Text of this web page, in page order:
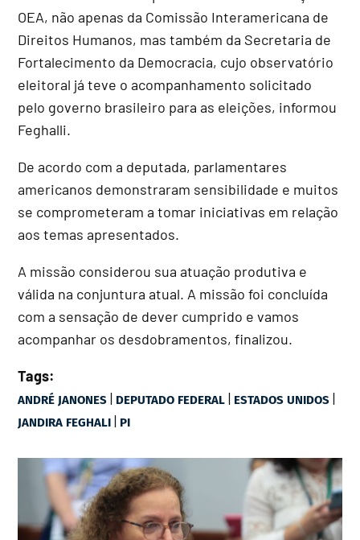
OEA, não apenas da Comissão Interamericana de
Direitos Humanos, mas também da Secretaria de
Fortalecimento da Democracia, cujo observatório
eleitoral já teve o acompanhamento solicitado
pelo governo brasileiro para as eleições, informou
Feghalli.
De acordo com a deputada, parlamentares
americanos demonstraram sensibilidade e muitos
se comprometeram a tomar iniciativas em relação
aos temas apresentados.
A missão considerou sua atuação produtiva e
válida na conjuntura atual. A missão foi concluída
com a sensação de dever cumprido e vamos
acompanhar os desdobramentos, finalizou.
Tags:
ANDRÉ JANONES | DEPUTADO FEDERAL | ESTADOS UNIDOS |
JANDIRA FEGHALI | PI